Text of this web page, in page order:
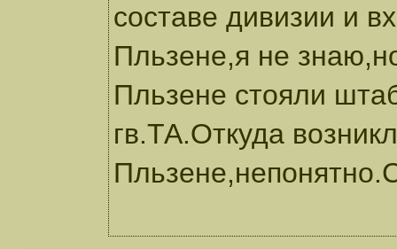
составе дивизии и
Пльзене,я не
Пльзене стояли
гв.ТА.Откуда